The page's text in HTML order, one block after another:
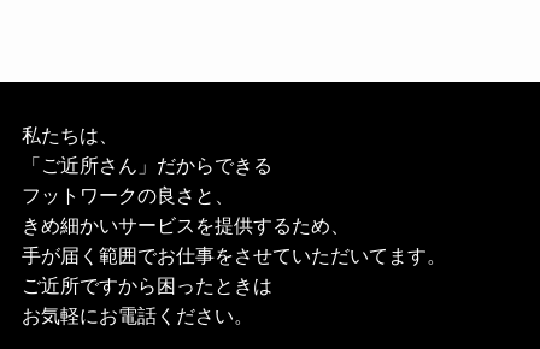
私たちは、
「ご近所さん」だからできる
フットワークの良さと、
きめ細かいサービスを提供するため、
手が届く範囲でお仕事をさせていただいてます。
ご近所ですから困ったときは
お気軽にお電話ください。